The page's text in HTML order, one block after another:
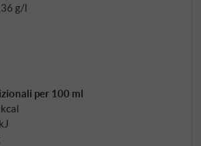
g/l
per 100 ml